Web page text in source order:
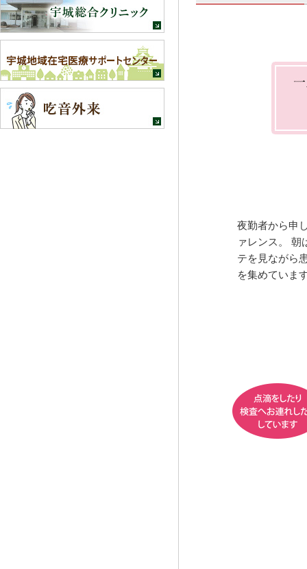
夜勤者から申
ァレンス。 朝
テを見ながら
を集めていま